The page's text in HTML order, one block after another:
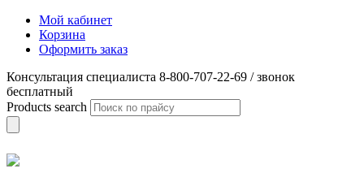
Мой кабинет
Корзина
Оформить заказ
Консультация специалиста 8-800-707-22-69 / звонок
бесплатный
Products search